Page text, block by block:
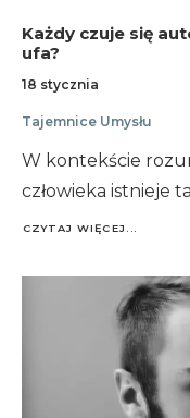
Każdy czuje się
ufa?
18 stycznia
Tajemnice Umysłu
W kontekście
człowieka istnieje
CZYTAJ WIĘCEJ...